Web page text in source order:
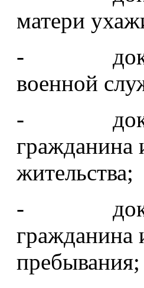
матери
-
военной
-
гражданина
жительства;
-
гражданина
пребывания;